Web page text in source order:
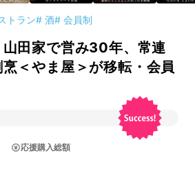
トラン# 酒# 会員制
山田家で営み30年、常連
＜やま屋＞が移転・会員
応援購入総額